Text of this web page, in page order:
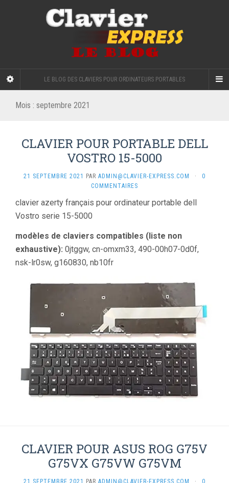
LE BLOG DES CLAVIERS POUR ORDINATEURS PORTABLES
Mois : septembre 2021
CLAVIER POUR PORTABLE DELL
VOSTRO 15-5000
21 SEPTEMBRE 2021 PAR ADMIN@CLAVIER-EXPRESS.COM ·
0
COMMENTAIRES
clavier azerty français pour ordinateur portable dell
Vostro serie 15-5000
modèles de claviers compatibles (liste non
exhaustive): 0jtggw, cn-omxm33, 490-00h07-0d0f,
nsk-lr0sw, g160830, nb10fr
CLAVIER POUR ASUS ROG G75V
G75VX G75VW G75VM